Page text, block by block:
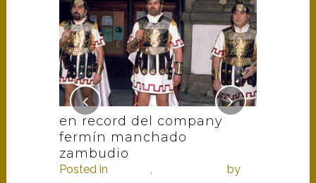
en record del company
fermín manchado
zambudio
Posted in ,
by